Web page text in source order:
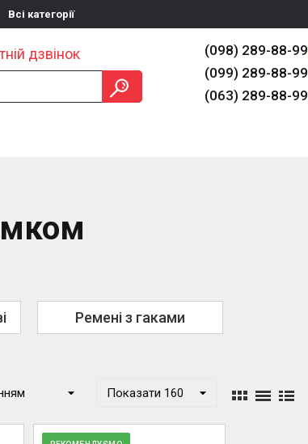
Всі категорії
дзвінок
(098) 289-88-99
(099) 289-88-99
(063) 289-88-99
Ремені з гаками
Показати 160